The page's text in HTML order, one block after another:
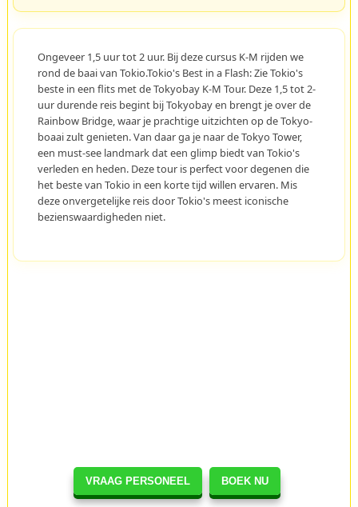
VRAAG PERSONEEL BOEK NU
Ongeveer 1,5 uur tot 2 uur. Bij deze cursus K-M rijden we
rond de baai van Tokio.Tokio's Best in a Flash: Zie Tokio's
beste in een flits met de Tokyobay K-M Tour. Deze 1,5 tot 2-
uur durende reis begint bij Tokyobay en brengt je over de
Rainbow Bridge, waar je prachtige uitzichten op de Tokyo-
boaai zult genieten. Van daar ga je naar de Tokyo Tower,
een must-see landmark dat een glimp biedt van Tokio's
verleden en heden. Deze tour is perfect voor degenen die
het beste van Tokio in een korte tijd willen ervaren. Mis
deze onvergetelijke reis door Tokio's meest iconische
bezienswaardigheden niet.